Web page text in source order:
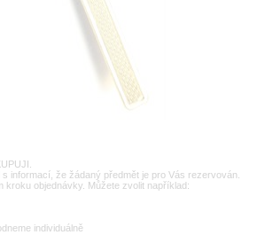
informací, že žádaný předmět je pro Vás rezervován.
kroku objednávky. Můžete zvolit například:
individuálně